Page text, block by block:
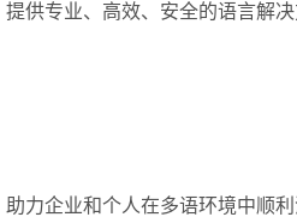
供专业、高效、安全的语言解决
力企业和个人在多语环境中顺利